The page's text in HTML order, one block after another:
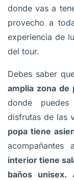
donde vas a
provecho a
experiencia de
del tour.
Debes saber
amplia zona de
donde
disfrutas de las
popa tiene
interior tiene
baños unisex.